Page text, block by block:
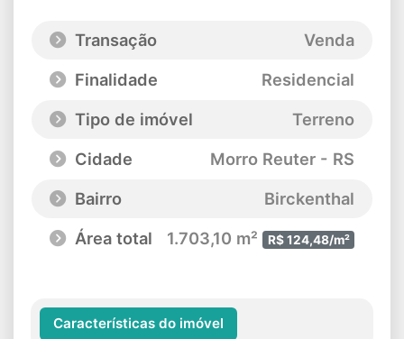
Transação
Venda
Finalidade
Residencial
Tipo de imóvel
Terreno
Cidade
Morro Reuter - RS
Bairro
Birckenthal
Área total
1.703,10 m² R$ 124,48/m²
Características do imóvel